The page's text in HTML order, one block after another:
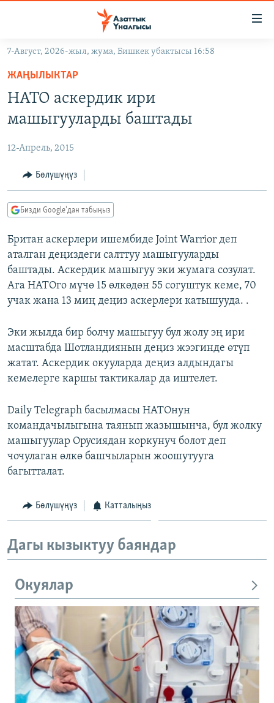
Навигацияга
өтүңүз
Издөөгө
салыңыз
ЭКОНОМИКА
МАДАНИЯТ
БОРБОР АЗИЯ
АТАЙЫН ИЛИКТӨӨ
ТВ ПРОГРАММАЛАР
ЭКСПЕРТТЕР ТАЛДАЙТ
БИЗ ЖАНА ДҮЙНӨ
ЭЖЕ-СИҢДИЛЕР
ЫҢГАЙСЫЗ СУРООЛОР
ӨЗГӨЧӨ ПИКИР
Русский
ОНЛАЙН ШЕРИНЕ
ЭЕ/АРнун бардык сайттары
7-Август, 2026-жыл, жума, Бишкек убактысы 16:58
ЖАҢЫЛЫКТАР
НАТО аскердик ири
машыгууларды баштады
12-Апрель, 2015
Бөлүшүңүз
Бизди Google'дан табыңыз
Британ аскерлери ишембиде Joint Warrior деп
аталган деңиздеги салттуу машыгууларды
баштады. Аскердик машыгуу эки жумага созулат.
Ага НАТОго мүчө 15 өлкөдөн 55 согуштук кеме, 70
учак жана 13 миң деңиз аскерлери катышууда. .
Эки жылда бир болчу машыгуу бул жолу эң ири
масштабда Шотландиянын деңиз жээгинде өтүп
жатат. Аскердик окууларда деңиз алдындагы
кемелерге каршы тактикалар да иштелет.
Daily Telegraph басылмасы НАТОнун
командачылыгына таянып жазышынча, бул жолку
машыгуулар Орусиядан коркунуч болот деп
чочулаган өлкө башчыларын жоошутууга
багытталат.
Бөлүшүңүз Катталыңыз
Дагы кызыктуу баяндар
Окуялар